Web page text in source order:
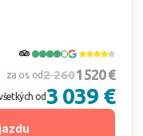
za os. od2 2601 520 €
od 3 039 €